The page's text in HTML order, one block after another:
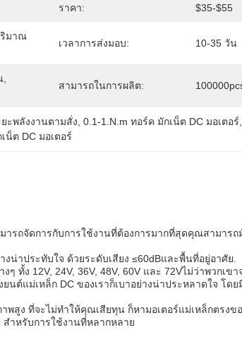
ราคา: $35-$55
ริมาณ
เวลาการส่งมอบ: 10-35 วัน
สามารถในการผลิต:
ะพลังงานตามสั่ง , 0.1-1.N.m ทอร์ค มักเน็ต DC มอเตอร์
น็ต DC มอเตอร์
ารถจัดการกับการใช้งานที่ต้องการมากที่สุดคุณสามาร
น่าประทับใจ ด้วยระดับเสียง ≤60dBและพื้นที่อยู่อาศัย.
ทั้ง 12V, 24V, 36V, 48V, 60V และ 72Vไม่ว่าพวกเขา
ต์แม่เหล็ก DC ของเราก็เบาอย่างน่าประหลาดใจ โด
สูง ที่จะไม่ทําให้คุณเสียทุน ก็หามอเตอร์แม่เหล็กตรงข
าหรับการใช้งานที่หลากหลาย